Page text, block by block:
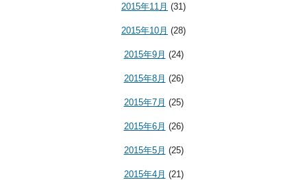
2015年11月 (31)
2015年10月 (28)
2015年9月 (24)
2015年8月 (26)
2015年7月 (25)
2015年6月 (26)
2015年5月 (25)
2015年4月 (21)